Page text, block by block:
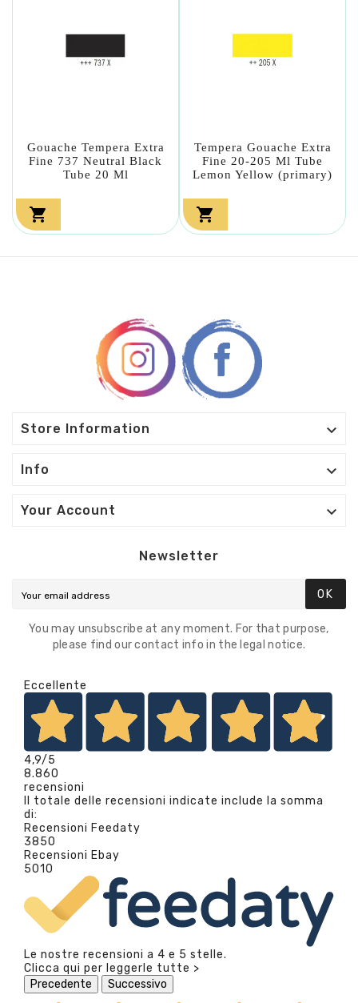
Gouache Tempera Extra
Fine 737 Neutral Black
Tube 20 Ml

Tempera Gouache Extra
Fine 20-205 Ml Tube
Lemon Yellow (primary)

Store Information 
Info 
Your Account 
Newsletter
OK
You may unsubscribe at any moment. For that purpose,
please find our contact info in the legal notice.
Eccellente
4,9/5
8.860
recensioni
Il totale delle recensioni indicate include la somma
di:
Recensioni Feedaty
3850
Recensioni Ebay
5010
Le nostre recensioni a 4 e 5 stelle.
Clicca qui per leggerle tutte >
Precedente
Successivo